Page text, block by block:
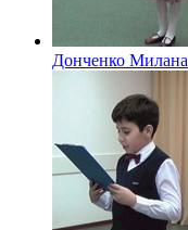
Донченко Милана